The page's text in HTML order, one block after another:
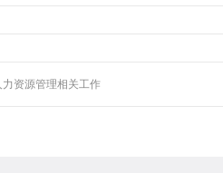
资源管理相关工作